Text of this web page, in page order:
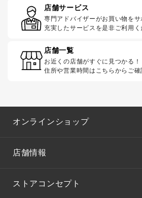
店舗サービス
専門アドバイザーがお買い物をサ
充実したサービスを是非ご利用く
店舗一覧
お近くの店舗がすぐに見つかる！
住所や営業時間はこちらからご確
オンラインショップ
店舗情報
ストアコンセプト